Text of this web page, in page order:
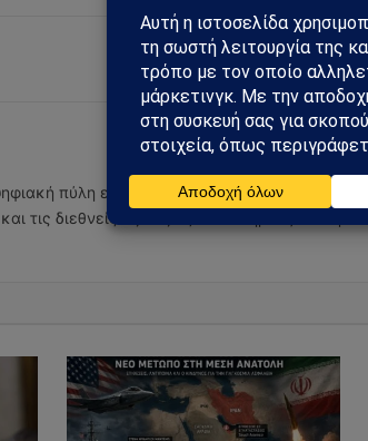
πύλη ενημέρωσης και ανάλυσης με
τις διεθνείς εξελίξεις που επηρεάζουν την